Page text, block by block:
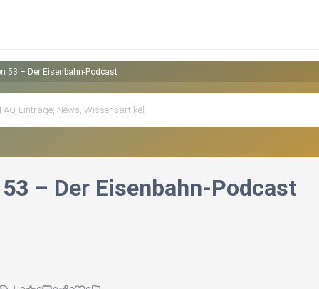
53 – Der Eisenbahn-Podcast
– Der Eisenbahn-Podcast